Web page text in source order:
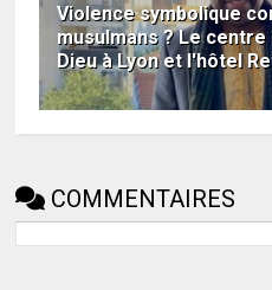
Violence symbolique
musulmans ? Le
Dieu à Lyon et l'hôtel
COMMENTAIRES